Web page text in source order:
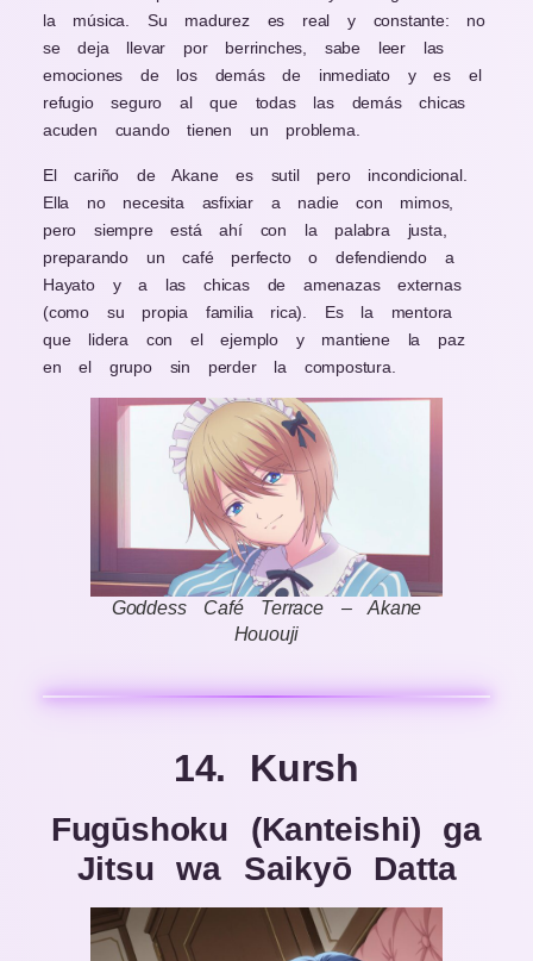
la música. Su madurez es real y constante: no
se deja llevar por berrinches, sabe leer las
emociones de los demás de inmediato y es el
refugio seguro al que todas las demás chicas
acuden cuando tienen un problema.
El cariño de Akane es sutil pero incondicional.
Ella no necesita asfixiar a nadie con mimos,
pero siempre está ahí con la palabra justa,
preparando un café perfecto o defendiendo a
Hayato y a las chicas de amenazas externas
(como su propia familia rica). Es la mentora
que lidera con el ejemplo y mantiene la paz
en el grupo sin perder la compostura.
Goddess Café Terrace – Akane
Hououji
14. Kursh
Fugūshoku (Kanteishi) ga
Jitsu wa Saikyō Datta